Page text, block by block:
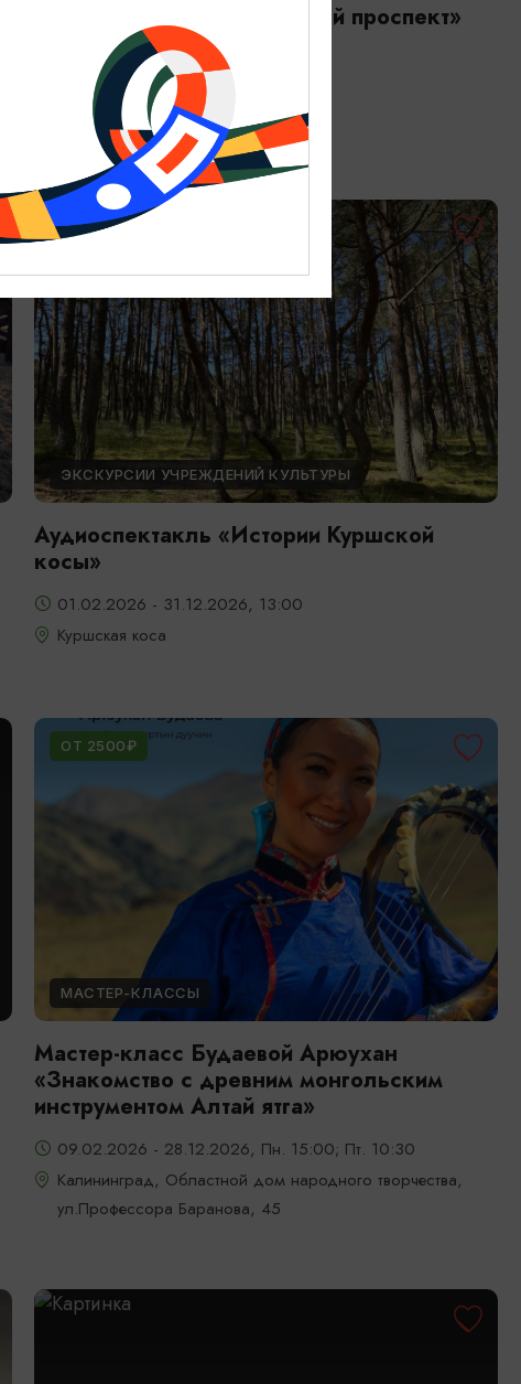
Аудиоспектакль «Курортный проспект»
01.01.2026 - 31.12.2026, 13:00
Зеленоградск, ул. Тургенева, 1Б
ОТ 9000₽
ЭКСКУРСИИ УЧРЕЖДЕНИЙ КУЛЬТУРЫ
Аудиоспектакль «Истории Куршской
косы»
01.02.2026 - 31.12.2026, 13:00
Куршская коса
ОТ 2500₽
МАСТЕР-КЛАССЫ
Мастер-класс Будаевой Арюухан
«Знакомство с древним монгольским
инструментом Алтай ятга»
09.02.2026 - 28.12.2026, Пн. 15:00; Пт. 10:30
Калининград, Областной дом народного творчества,
ул.Профессора Баранова, 45